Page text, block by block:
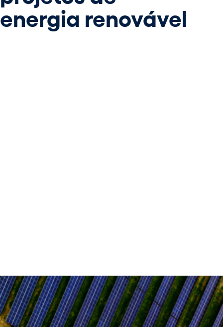
energia renovável